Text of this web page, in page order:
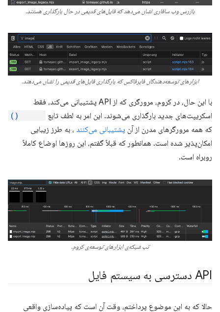
بازرس وب سافاری نشان می‌دهد که فایل‌های قدیمی در حال بارگذاری هستند.
ابزارهای توسعه‌دهندگان فایرفاکس که بارگذاری فایل‌های قدیمی را نشان می‌دهند.
با این حال، در کروم، مرورگری که از API پشتیبانی می‌کند، فقط
اسکریپت‌های جدید بارگذاری می‌شوند. این امر به لطف تابع
که همه مرورگرهای مدرن از آن پشتیبانی می‌کنند ، به طرز زیبایی
امکان‌پذیر شده است. همانطور که قبلاً گفتم، این روزها اوضاع کاملاً
روبراه است.
تب شبکه‌ی ابزارهای توسعه‌ی کروم.
API دسترسی به سیستم فایل
حالا که به این موضوع پرداختم، وقت آن است که پیاده‌سازی واقعی